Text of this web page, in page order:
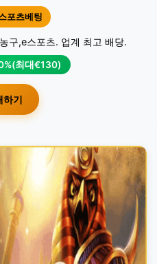
포츠베팅
구,e스포츠. 업계 최고 배당.
최대€130)
하기